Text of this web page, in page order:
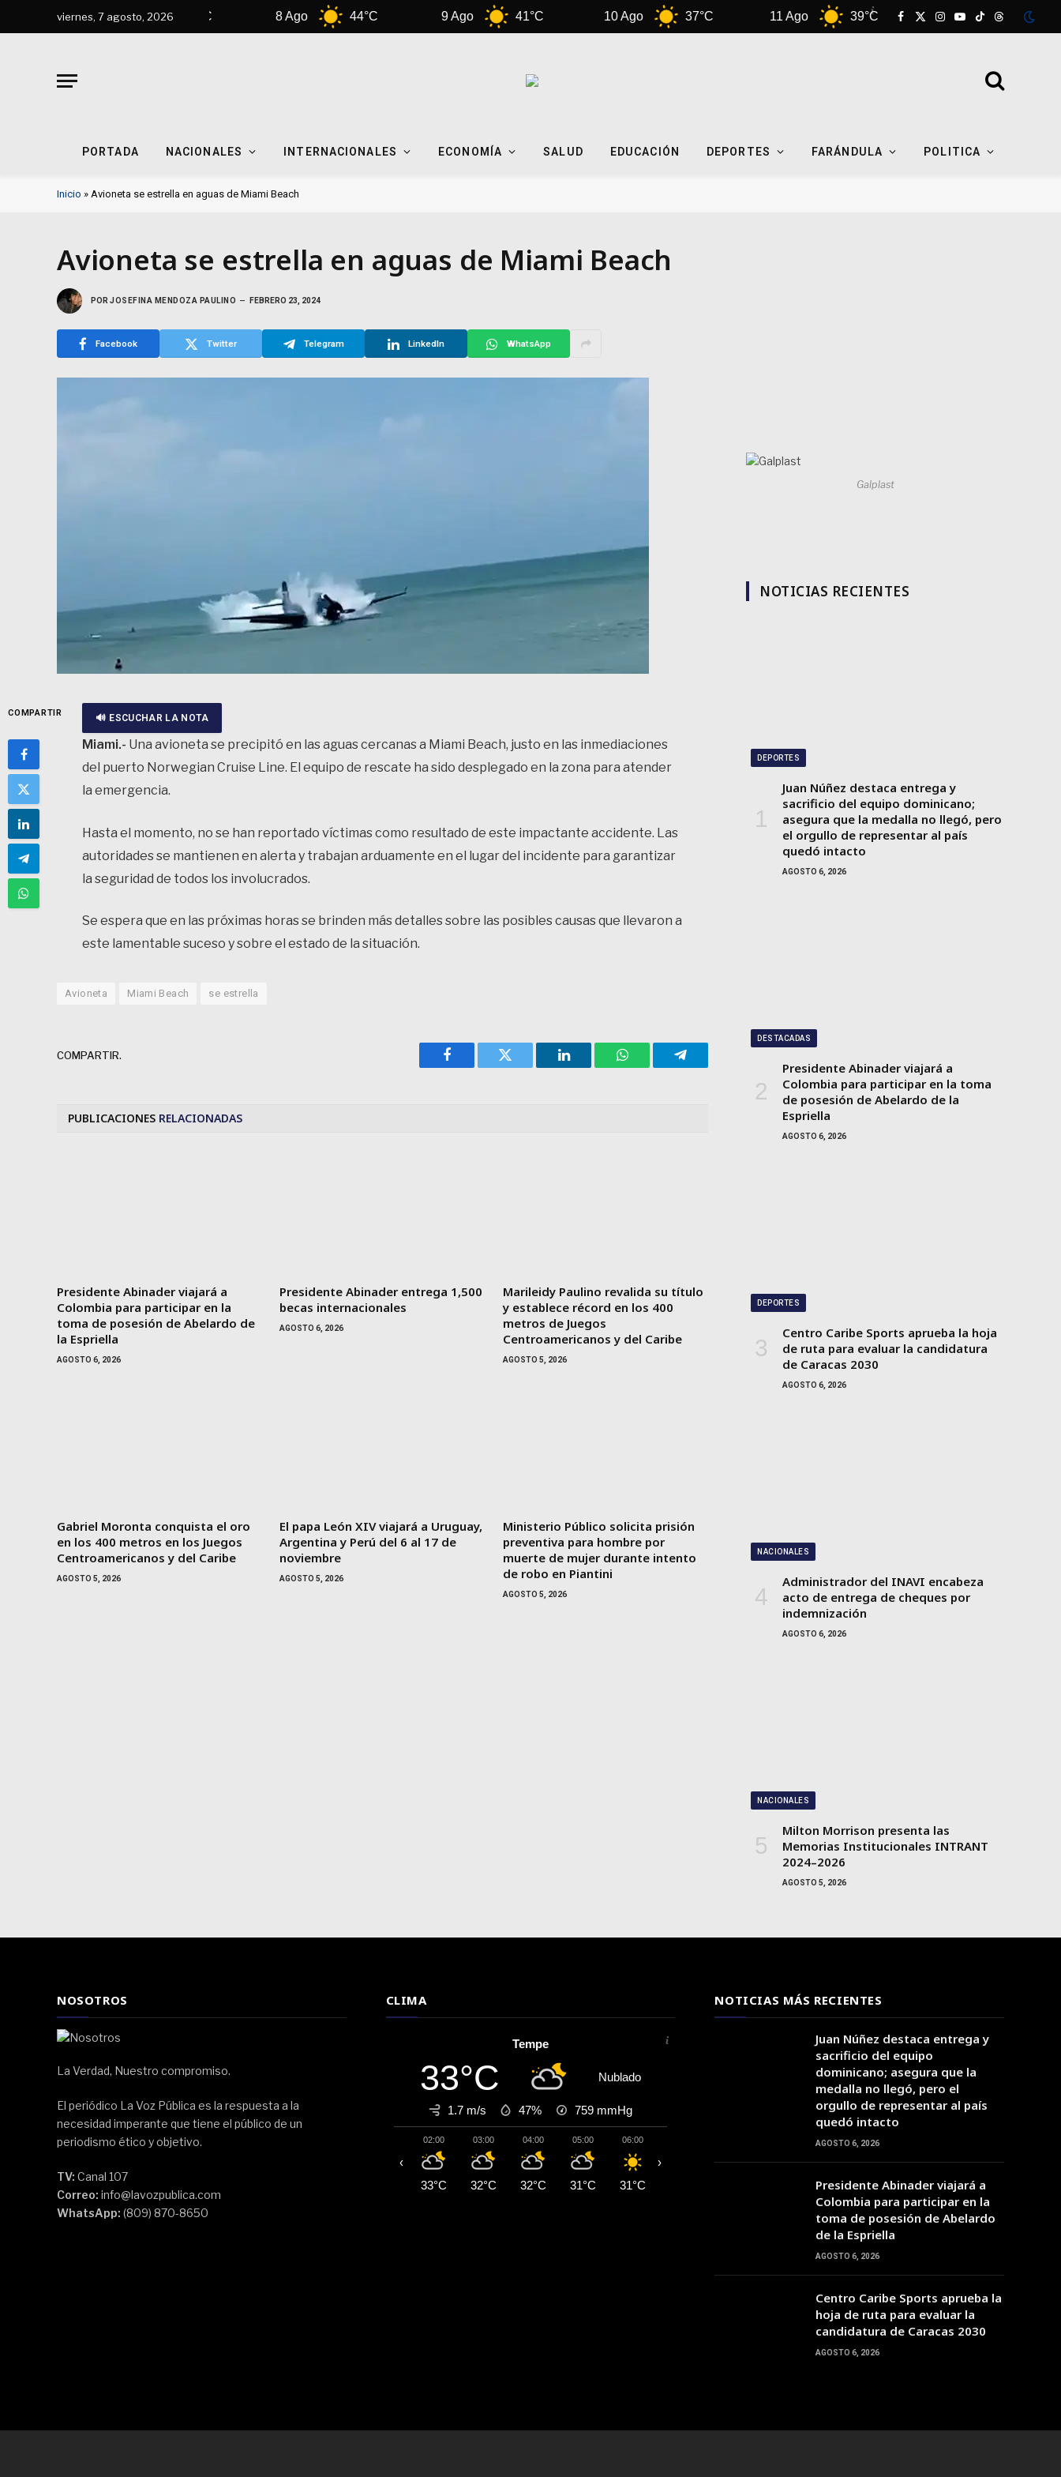
viernes, 7 agosto, 2026
7 Ago 42°C 44°C 41°C 10 Ago 37°C 11 Ago 39°C 12 Ago 38°C
Facebook
X
Instagram
YouTube
TikTokThreads
PORTADA NACIONALES INTERNACIONALES ECONOMÍA SALUD EDUCACIÓN DEPORTES FARÁNDULA POLITICA
Inicio » Avioneta se estrella en aguas de Miami Beach
Avioneta se estrella en aguas de Miami Beach
POR JOSEFINA MENDOZA PAULINO FEBRERO 23, 2024
Facebook Twitter Telegram LinkedIn WhatsApp
COMPARTIR 🔊 ESCUCHAR LA NOTA
Miami.- Una avioneta se precipitó en las aguas cercanas a Miami Beach, justo en las inmediaciones
del puerto Norwegian Cruise Line. El equipo de rescate ha sido desplegado en la zona para atender
la emergencia.
Hasta el momento, no se han reportado víctimas como resultado de este impactante accidente. Las
autoridades se mantienen en alerta y trabajan arduamente en el lugar del incidente para garantizar
la seguridad de todos los involucrados.
Se espera que en las próximas horas se brinden más detalles sobre las posibles causas que llevaron a
este lamentable suceso y sobre el estado de la situación.
Avioneta Miami Beach se estrella
COMPARTIR.
Facebook Twitter LinkedIn WhatsAppTelegram
PUBLICACIONES RELACIONADAS
Presidente Abinader viajará a
Colombia para participar en la
toma de posesión de Abelardo de
la Espriella
AGOSTO 6, 2026
Presidente Abinader entrega 1,500
becas internacionales
AGOSTO 6, 2026
Marileidy Paulino revalida su título
y establece récord en los 400
metros de Juegos
Centroamericanos y del Caribe
AGOSTO 5, 2026
Gabriel Moronta conquista el oro
en los 400 metros en los Juegos
Centroamericanos y del Caribe
AGOSTO 5, 2026
El papa León XIV viajará a Uruguay,
Argentina y Perú del 6 al 17 de
noviembre
AGOSTO 5, 2026
Ministerio Público solicita prisión
preventiva para hombre por
muerte de mujer durante intento
de robo en Piantini
AGOSTO 5, 2026
Galplast
NOTICIAS RECIENTES
DEPORTES
Juan Núñez destaca entrega y
sacrificio del equipo dominicano;
asegura que la medalla no llegó, pero
el orgullo de representar al país
quedó intacto
AGOSTO 6, 2026
DESTACADAS
Presidente Abinader viajará a
Colombia para participar en la toma
de posesión de Abelardo de la
Espriella
AGOSTO 6, 2026
DEPORTES
Centro Caribe Sports aprueba la hoja
de ruta para evaluar la candidatura
de Caracas 2030
AGOSTO 6, 2026
NACIONALES
Administrador del INAVI encabeza
acto de entrega de cheques por
indemnización
AGOSTO 6, 2026
NACIONALES
Milton Morrison presenta las
Memorias Institucionales INTRANT
2024–2026
AGOSTO 5, 2026
NOSOTROS
La Verdad, Nuestro compromiso.
El periódico La Voz Pública es la respuesta a la
necesidad imperante que tiene el público de un
periodismo ético y objetivo.
TV: Canal 107
Correo: info@lavozpublica.com
WhatsApp: (809) 870-8650
CLIMA
Tempe
33°C Nublado
1.7 m/s 47% 759 mmHg
02:00
33°C
03:00
32°C
04:00
32°C
05:00
31°C
06:00
31°C
10:00
37°C
11:00
39°C 41°C 42°C
‹ ›
NOTICIAS MÁS RECIENTES
Juan Núñez destaca entrega y
sacrificio del equipo
dominicano; asegura que la
medalla no llegó, pero el
orgullo de representar al país
quedó intacto
AGOSTO 6, 2026
Presidente Abinader viajará a
Colombia para participar en la
toma de posesión de Abelardo
de la Espriella
AGOSTO 6, 2026
Centro Caribe Sports aprueba la
hoja de ruta para evaluar la
candidatura de Caracas 2030
AGOSTO 6, 2026